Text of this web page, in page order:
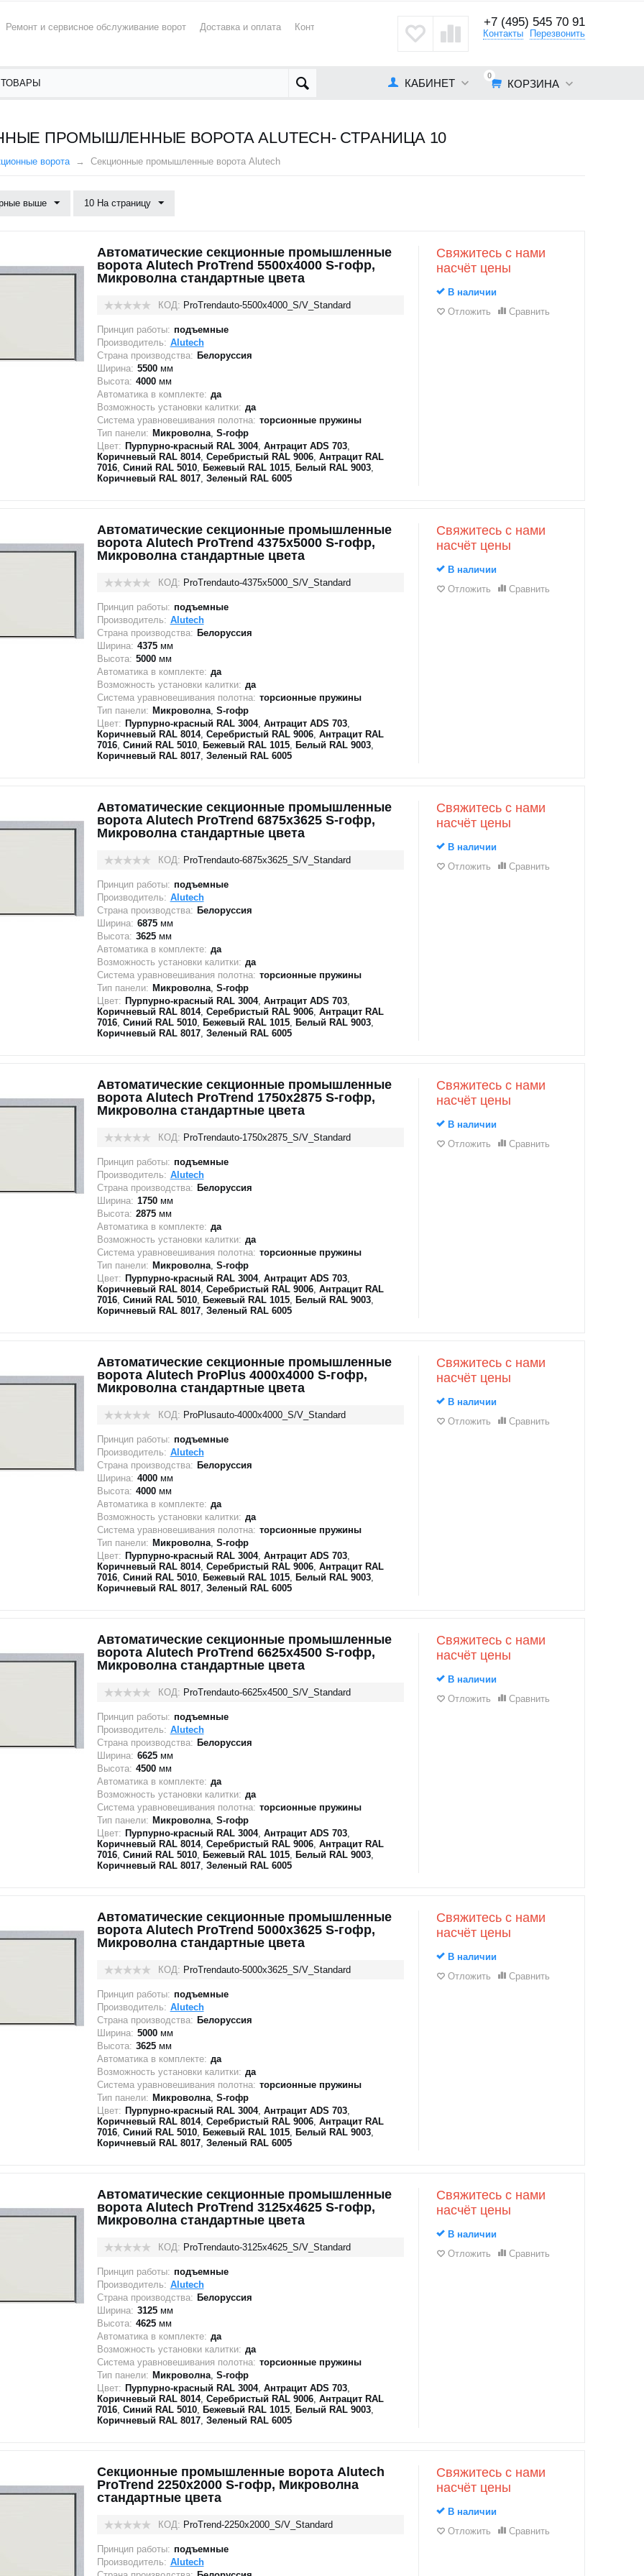
Ремонт и сервисное обслуживание ворот Доставка и оплата Контакты +7 (495) 545 70 91
Контакты Перезвонить
0
КОРЗИНА
КАБИНЕТ
ПРОМЫШЛЕННЫЕ ВОРОТА ALUTECH- СТРАНИЦА 10
ворота Cекционные промышленные ворота Alutech
выше 10 На страницу
Автоматические секционные промышленные
ворота Alutech ProTrend 5500х4000 S-гофр,
Микроволна стандартные цвета
КОД: ProTrendauto-5500х4000_S/V_Standard
Принцип работы: подъемные
Производитель: Alutech
Страна производства: Белоруссия
Ширина: 5500мм
Высота: 4000мм
Автоматика в комплекте: да
Возможность установки калитки: да
Система уравновешивания полотна: торсионные пружины
Тип панели: Микроволна, S-гофр
Цвет: Пурпурно-красный RAL 3004, Антрацит ADS 703,
Коричневый RAL 8014, Серебристый RAL 9006, Антрацит RAL
7016, Синий RAL 5010, Бежевый RAL 1015, Белый RAL 9003,
Коричневый RAL 8017, Зеленый RAL 6005
Свяжитесь с нами
насчёт цены
В наличии
Отложить
Сравнить
Автоматические секционные промышленные
ворота Alutech ProTrend 4375х5000 S-гофр,
Микроволна стандартные цвета
КОД: ProTrendauto-4375х5000_S/V_Standard
Принцип работы: подъемные
Производитель: Alutech
Страна производства: Белоруссия
Ширина: 4375мм
Высота: 5000мм
Автоматика в комплекте: да
Возможность установки калитки: да
Система уравновешивания полотна: торсионные пружины
Тип панели: Микроволна, S-гофр
Цвет: Пурпурно-красный RAL 3004, Антрацит ADS 703,
Коричневый RAL 8014, Серебристый RAL 9006, Антрацит RAL
7016, Синий RAL 5010, Бежевый RAL 1015, Белый RAL 9003,
Коричневый RAL 8017, Зеленый RAL 6005
Свяжитесь с нами
насчёт цены
В наличии
Отложить
Сравнить
Автоматические секционные промышленные
ворота Alutech ProTrend 6875х3625 S-гофр,
Микроволна стандартные цвета
КОД: ProTrendauto-6875х3625_S/V_Standard
Принцип работы: подъемные
Производитель: Alutech
Страна производства: Белоруссия
Ширина: 6875мм
Высота: 3625мм
Автоматика в комплекте: да
Возможность установки калитки: да
Система уравновешивания полотна: торсионные пружины
Тип панели: Микроволна, S-гофр
Цвет: Пурпурно-красный RAL 3004, Антрацит ADS 703,
Коричневый RAL 8014, Серебристый RAL 9006, Антрацит RAL
7016, Синий RAL 5010, Бежевый RAL 1015, Белый RAL 9003,
Коричневый RAL 8017, Зеленый RAL 6005
Свяжитесь с нами
насчёт цены
В наличии
Отложить
Сравнить
Автоматические секционные промышленные
ворота Alutech ProTrend 1750х2875 S-гофр,
Микроволна стандартные цвета
КОД: ProTrendauto-1750х2875_S/V_Standard
Принцип работы: подъемные
Производитель: Alutech
Страна производства: Белоруссия
Ширина: 1750мм
Высота: 2875мм
Автоматика в комплекте: да
Возможность установки калитки: да
Система уравновешивания полотна: торсионные пружины
Тип панели: Микроволна, S-гофр
Цвет: Пурпурно-красный RAL 3004, Антрацит ADS 703,
Коричневый RAL 8014, Серебристый RAL 9006, Антрацит RAL
7016, Синий RAL 5010, Бежевый RAL 1015, Белый RAL 9003,
Коричневый RAL 8017, Зеленый RAL 6005
Свяжитесь с нами
насчёт цены
В наличии
Отложить
Сравнить
Автоматические секционные промышленные
ворота Alutech ProPlus 4000х4000 S-гофр,
Микроволна стандартные цвета
КОД: ProPlusauto-4000х4000_S/V_Standard
Принцип работы: подъемные
Производитель: Alutech
Страна производства: Белоруссия
Ширина: 4000мм
Высота: 4000мм
Автоматика в комплекте: да
Возможность установки калитки: да
Система уравновешивания полотна: торсионные пружины
Тип панели: Микроволна, S-гофр
Цвет: Пурпурно-красный RAL 3004, Антрацит ADS 703,
Коричневый RAL 8014, Серебристый RAL 9006, Антрацит RAL
7016, Синий RAL 5010, Бежевый RAL 1015, Белый RAL 9003,
Коричневый RAL 8017, Зеленый RAL 6005
Свяжитесь с нами
насчёт цены
В наличии
Отложить
Сравнить
Автоматические секционные промышленные
ворота Alutech ProTrend 6625х4500 S-гофр,
Микроволна стандартные цвета
КОД: ProTrendauto-6625х4500_S/V_Standard
Принцип работы: подъемные
Производитель: Alutech
Страна производства: Белоруссия
Ширина: 6625мм
Высота: 4500мм
Автоматика в комплекте: да
Возможность установки калитки: да
Система уравновешивания полотна: торсионные пружины
Тип панели: Микроволна, S-гофр
Цвет: Пурпурно-красный RAL 3004, Антрацит ADS 703,
Коричневый RAL 8014, Серебристый RAL 9006, Антрацит RAL
7016, Синий RAL 5010, Бежевый RAL 1015, Белый RAL 9003,
Коричневый RAL 8017, Зеленый RAL 6005
Свяжитесь с нами
насчёт цены
В наличии
Отложить
Сравнить
Автоматические секционные промышленные
ворота Alutech ProTrend 5000х3625 S-гофр,
Микроволна стандартные цвета
КОД: ProTrendauto-5000х3625_S/V_Standard
Принцип работы: подъемные
Производитель: Alutech
Страна производства: Белоруссия
Ширина: 5000мм
Высота: 3625мм
Автоматика в комплекте: да
Возможность установки калитки: да
Система уравновешивания полотна: торсионные пружины
Тип панели: Микроволна, S-гофр
Цвет: Пурпурно-красный RAL 3004, Антрацит ADS 703,
Коричневый RAL 8014, Серебристый RAL 9006, Антрацит RAL
7016, Синий RAL 5010, Бежевый RAL 1015, Белый RAL 9003,
Коричневый RAL 8017, Зеленый RAL 6005
Свяжитесь с нами
насчёт цены
В наличии
Отложить
Сравнить
Автоматические секционные промышленные
ворота Alutech ProTrend 3125х4625 S-гофр,
Микроволна стандартные цвета
КОД: ProTrendauto-3125х4625_S/V_Standard
Принцип работы: подъемные
Производитель: Alutech
Страна производства: Белоруссия
Ширина: 3125мм
Высота: 4625мм
Автоматика в комплекте: да
Возможность установки калитки: да
Система уравновешивания полотна: торсионные пружины
Тип панели: Микроволна, S-гофр
Цвет: Пурпурно-красный RAL 3004, Антрацит ADS 703,
Коричневый RAL 8014, Серебристый RAL 9006, Антрацит RAL
7016, Синий RAL 5010, Бежевый RAL 1015, Белый RAL 9003,
Коричневый RAL 8017, Зеленый RAL 6005
Свяжитесь с нами
насчёт цены
В наличии
Отложить
Сравнить
Секционные промышленные ворота Alutech
ProTrend 2250х2000 S-гофр, Микроволна
стандартные цвета
КОД: ProTrend-2250х2000_S/V_Standard
Принцип работы: подъемные
Производитель: Alutech
Свяжитесь с нами
насчёт цены
В наличии
Отложить
Сравнить